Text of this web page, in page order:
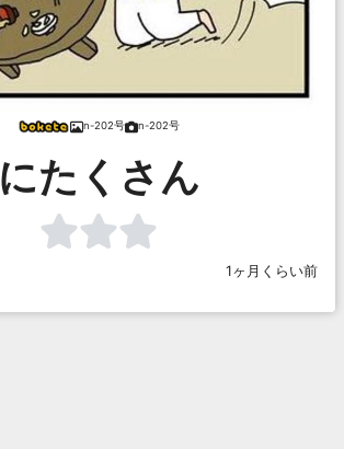
n-202号 n-202号
にたくさん
1ヶ月くらい前